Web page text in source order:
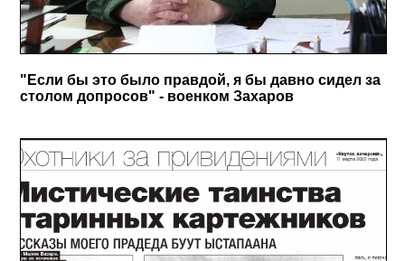
"Если бы это было правдой, я бы давно сидел за
столом допросов" - военком Захаров